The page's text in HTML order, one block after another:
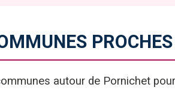
autour de Pornichet